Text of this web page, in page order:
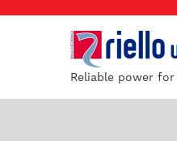
Reliable power